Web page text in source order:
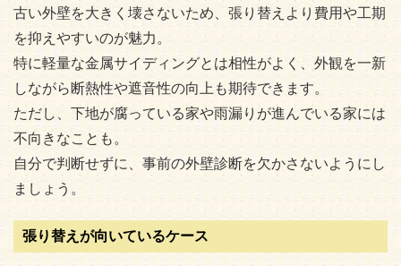
古い外壁を大きく壊さないため、張り替えより費用や工期
を抑えやすいのが魅力。
特に軽量な金属サイディングとは相性がよく、外観を一新
しながら断熱性や遮音性の向上も期待できます。
ただし、下地が腐っている家や雨漏りが進んでいる家には
不向きなことも。
自分で判断せずに、事前の外壁診断を欠かさないようにし
ましょう。
張り替えが向いているケース